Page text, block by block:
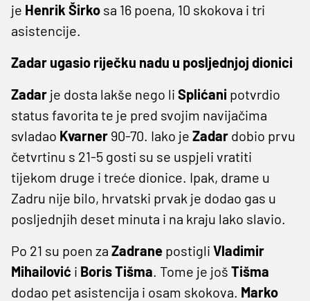
je Henrik Širko sa 16 poena, 10 skokova i tri
asistencije.
Zadar ugasio riječku nadu u posljednjoj dionici
Zadar je dosta lakše nego li Splićani potvrdio
status favorita te je pred svojim navijačima
svladao Kvarner 90-70. Iako je Zadar dobio prvu
četvrtinu s 21-5 gosti su se uspjeli vratiti
tijekom druge i treće dionice. Ipak, drame u
Zadru nije bilo, hrvatski prvak je dodao gas u
posljednjih deset minuta i na kraju lako slavio.
Po 21 su poen za Zadrane postigli Vladimir
Mihailović i Boris Tišma. Tome je još Tišma
dodao pet asistencija i osam skokova. Marko